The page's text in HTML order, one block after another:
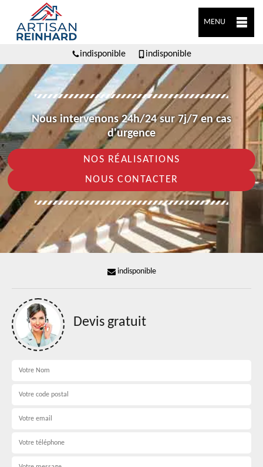
MENU
indisponible indisponible
Nous intervenons 24h/24 sur 7j/7 en cas
d'urgence
NOS RÉALISATIONS
NOUS CONTACTER
indisponible
Devis gratuit